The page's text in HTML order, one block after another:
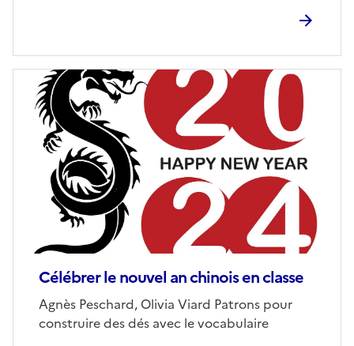
Célébrer le nouvel an chinois en classe
Corps
Agnès Peschard, Olivia Viard Patrons pour
construire des dés avec le vocabulaire
Image
couverture
(conseillée)